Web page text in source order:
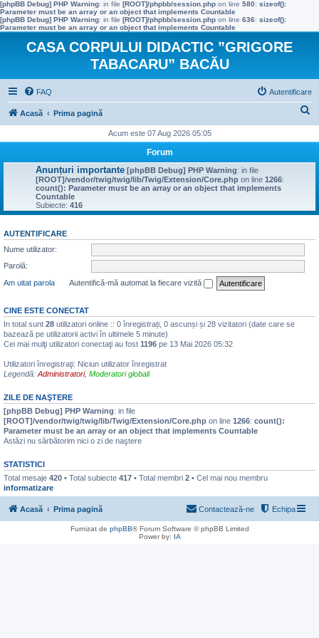
[phpBB Debug] PHP Warning: in file [ROOT]/phpbb/session.php on line 580: sizeof():
Parameter must be an array or an object that implements Countable
[phpBB Debug] PHP Warning: in file [ROOT]/phpbb/session.php on line 636: sizeof():
Parameter must be an array or an object that implements Countable
CASA CORPULUI DIDACTIC ”GRIGORE
TABACARU” BACĂU
FAQ Autentificare
Acasă Prima pagină
t
e
Acum este 07 Aug 2026 05:05
Forum
Anunțuri importante [phpBB Debug] PHP Warning: in file
[ROOT]/vendor/twig/twig/lib/Twig/Extension/Core.php on line 1266:
count(): Parameter must be an array or an object that implements
Countable
Subiecte: 416
AUTENTIFICARE
Nume utilizator:
Parolă:
Am uitat parola
Autentifică-mă automat la fiecare vizită
CINE ESTE CONECTAT
In total sunt 28 utilizatori online :: 0 înregistrați, 0 ascunși și 28 vizitatori (date care se
bazează pe utilizatorii activi în ultimele 5 minute)
Cei mai mulţi utilizatori conectaţi au fost 1196 pe 13 Mai 2026 05:32
Utilizatori înregistraţi: Niciun utilizator înregistrat
Legendă: Administratori, Moderatori globali
ZILE DE NAŞTERE
[phpBB Debug] PHP Warning: in file
[ROOT]/vendor/twig/twig/lib/Twig/Extension/Core.php on line 1266: count():
Parameter must be an array or an object that implements Countable
Astăzi nu sărbătorim nici o zi de naştere
STATISTICI
Total mesaje 420 • Total subiecte 417 • Total membri 2 • Cel mai nou membru
informatizare
Acasă Prima pagină Echipa
Contactează-ne
Furnizat de phpBB® Forum Software © phpBB Limited
Power by: IA